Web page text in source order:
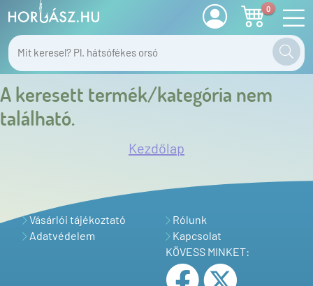
0
A keresett termék/kategória nem
található.
Kezdőlap
Vásárlói tájékoztató
Adatvédelem
Rólunk
Kapcsolat
KÖVESS MINKET: